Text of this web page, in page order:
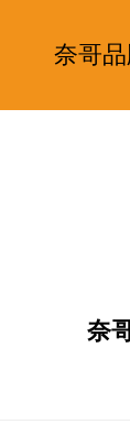
奈哥
奈